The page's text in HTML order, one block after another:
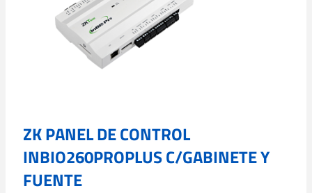
ZK PANEL DE CONTROL
INBIO260PROPLUS C/GABINETE Y
FUENTE